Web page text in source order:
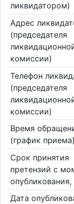
ликвидатором)
Адрес
(председателя
комиссии)
Телефон
(председателя
комиссии)
Время
(график приема)
Срок принятия
претензий с
опубликования,
Дата